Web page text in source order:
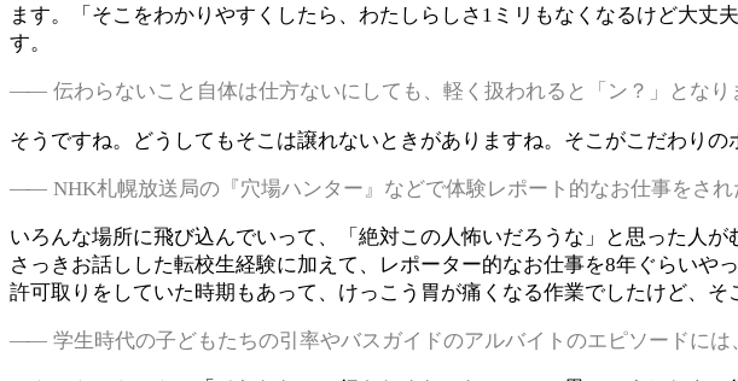
ます。「そこをわかりやすくしたら、わたしらしさ1ミリもなくなるけど大
す。
伝わらないこと自体は仕方ないにしても、軽く扱われると「ン？」とな
そうですね。どうしてもそこは譲れないときがありますね。そこがこだわりの
NHK札幌放送局の『穴場ハンター』などで体験レポート的なお仕事をさ
いろんな場所に飛び込んでいって、「絶対この人怖いだろうな」と思った人
さっきお話しした転校生経験に加えて、レポーター的なお仕事を8年ぐらい
許可取りをしていた時期もあって、けっこう胃が痛くなる作業でしたけど、そ
学生時代の子どもたちの引率やバスガイドのアルバイトのエピソードに